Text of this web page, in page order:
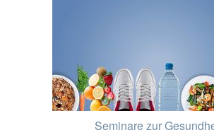
Seminare zur